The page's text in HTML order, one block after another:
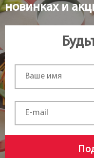
новинках и